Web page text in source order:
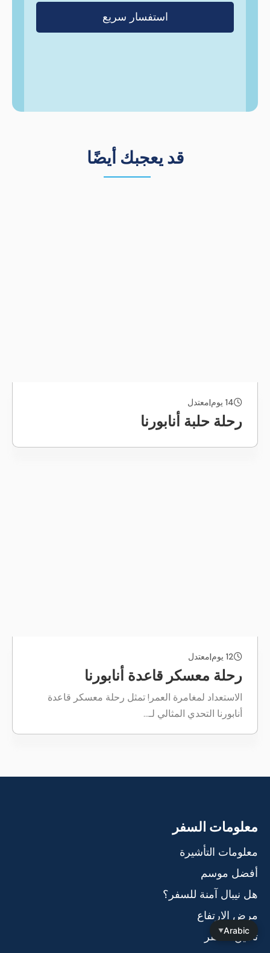
استفسار سريع
قد يعجبك أيضًا
14 يوم |معتدل
رحلة حلبة أنابورنا
12 يوم |معتدل
رحلة معسكر قاعدة أنابورنا
الاستعداد لمغامرة العمر! تمثل رحلة معسكر قاعدة
أنابورنا التحدي المثالي لـ...
معلومات السفر
معلومات التأشيرة
أفضل موسم
هل نيبال آمنة للسفر؟
مرض الارتفاع
تأمين السفر
Arabic
▼